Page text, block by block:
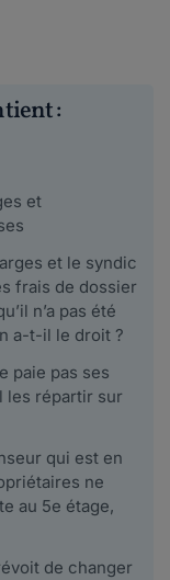
:
et
et le syndic
frais de dossier
n’a pas été
a-t-il le droit ?
paie pas ses
les répartir sur
qui est en
ne
au 5e étage,
de changer